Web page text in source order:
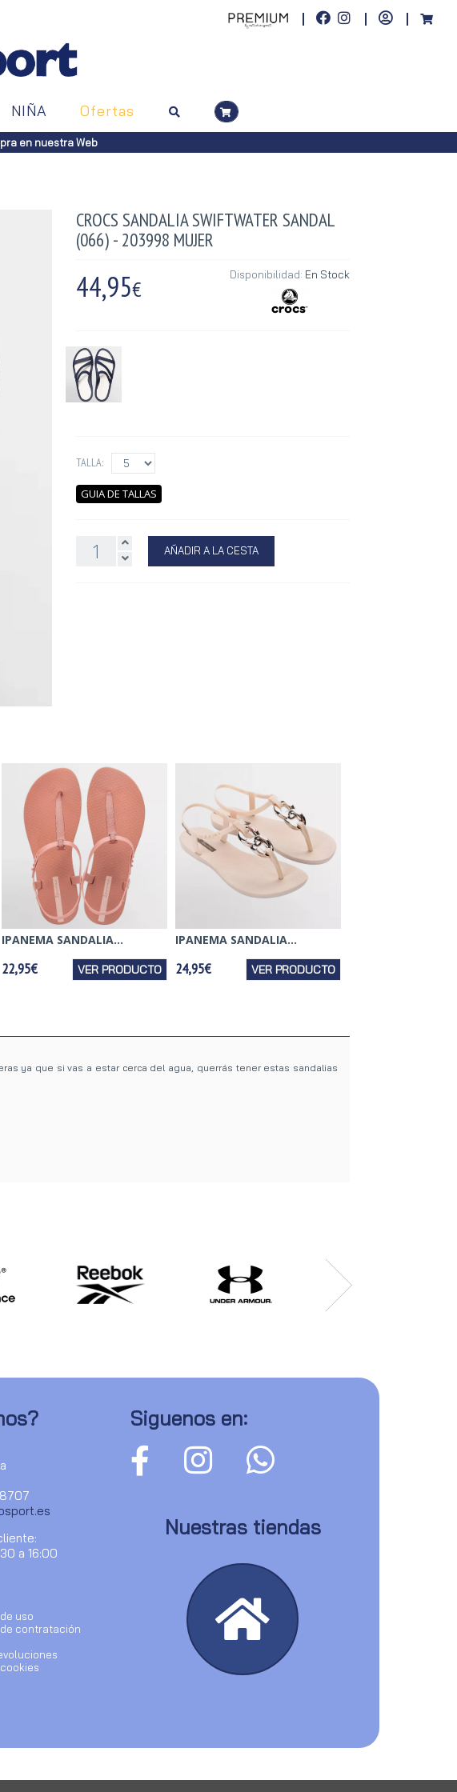
NIÑA Ofertas
en nuestra Web
CROCS SANDALIA SWIFTWATER SANDAL
(066) - 203998 MUJER
44,95€
Disponibilidad: En Stock
TALLA:
GUIA DE TALLAS
AÑADIR A LA CESTA
IPANEMA SANDALIA...
22,95€ VER PRODUCTO
IPANEMA SANDALIA...
24,95€ VER PRODUCTO
ya que si vas a estar cerca del agua, querrás tener estas sandalias
a 16:00
uso
contratación
Siguenos en:
Nuestras tiendas